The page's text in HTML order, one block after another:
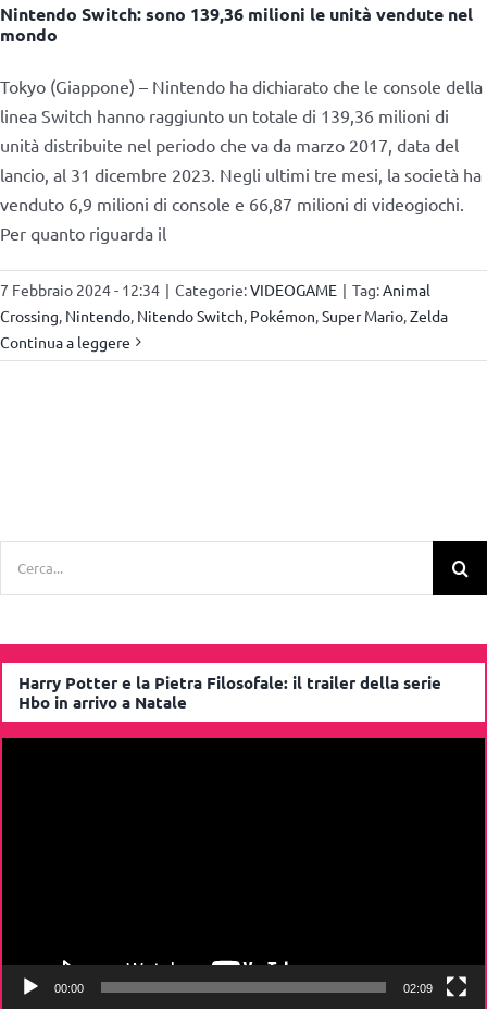
Nintendo Switch: sono 139,36 milioni le unità vendute nel
mondo
Tokyo (Giappone) – Nintendo ha dichiarato che le console della
linea Switch hanno raggiunto un totale di 139,36 milioni di
unità distribuite nel periodo che va da marzo 2017, data del
lancio, al 31 dicembre 2023. Negli ultimi tre mesi, la società ha
venduto 6,9 milioni di console e 66,87 milioni di videogiochi.
Per quanto riguarda il
7 Febbraio 2024 - 12:34 | Categorie:VIDEOGAME | Tag:Animal
Crossing, Nintendo, Nitendo Switch, Pokémon,Super Mario,Zelda
Continua a leggere
Harry Potter e la Pietra Filosofale: il trailer della serie
Hbo in arrivo a Natale
00:00 02:09